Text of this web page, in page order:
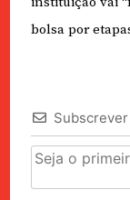
bolsa por
Subscrever